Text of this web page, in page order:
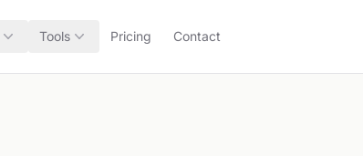
Tools Pricing Contact